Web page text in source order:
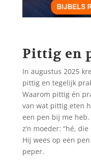
Pittig en
In augustus 2025
pittig en tegelijk
Waarom pittig én
van wat pittig eten
een pen bij me
z’n moeder: “hé,
Hij wees op een
peper.